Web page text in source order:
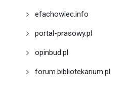
efachowiec.info
portal-prasowy.pl
opinbud.pl
forum.bibliotekarium.pl